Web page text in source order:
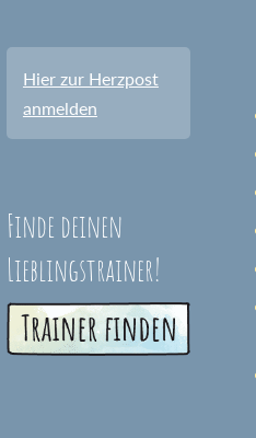
Hier zur Herzpost
anmelden
Finde deinen
Lieblingstrainer!